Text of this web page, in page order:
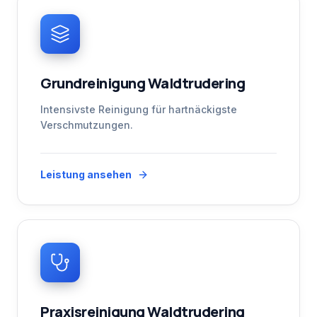
Grundreinigung Waldtrudering
Intensivste Reinigung für hartnäckigste
Verschmutzungen.
Leistung ansehen
Praxisreinigung Waldtrudering